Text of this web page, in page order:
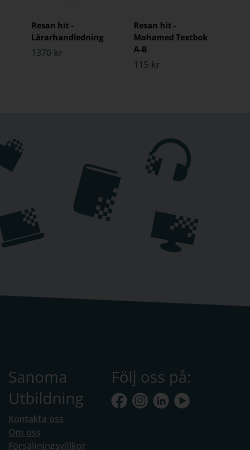
Resan hit -
Lärarhandledning
1370 kr
Resan hit -
Mohamed Textbok
A-B
115 kr
Sanoma
Utbildning
Kontakta oss
Om oss
Försäljningsvillkor
Följ oss på: